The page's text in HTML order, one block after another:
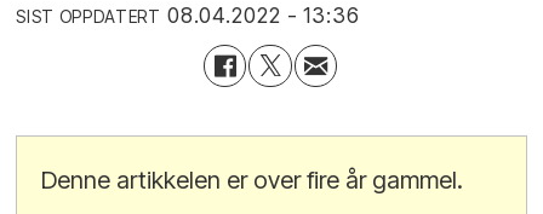
SIST OPPDATERT 08.04.2022 - 13:36
Denne artikkelen er over fire år gammel.